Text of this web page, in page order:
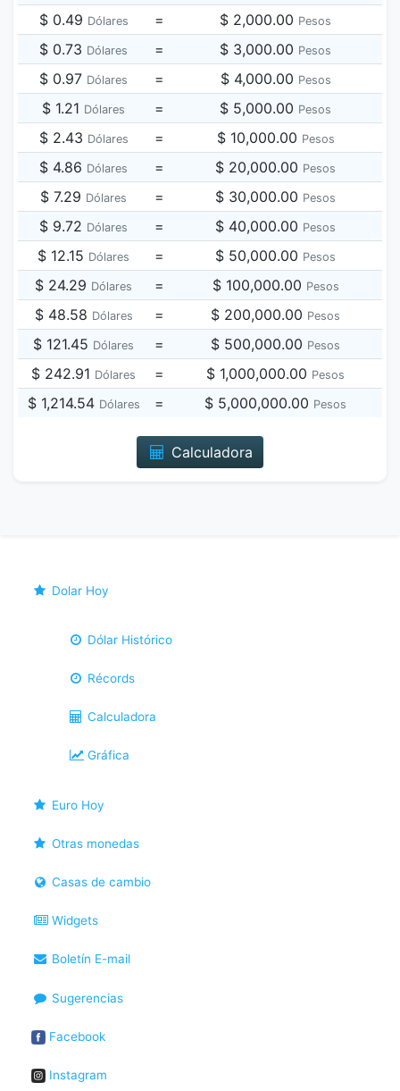
$ 0.49 Dólares = $ 2,000.00 Pesos
$ 0.73 Dólares = $ 3,000.00 Pesos
$ 0.97 Dólares = $ 4,000.00 Pesos
$ 1.21 Dólares = $ 5,000.00 Pesos
$ 2.43 Dólares = $ 10,000.00 Pesos
$ 4.86 Dólares = $ 20,000.00 Pesos
$ 7.29 Dólares = $ 30,000.00 Pesos
$ 9.72 Dólares = $ 40,000.00 Pesos
$ 12.15 Dólares = $ 50,000.00 Pesos
$ 24.29 Dólares = $ 100,000.00 Pesos
$ 48.58 Dólares = $ 200,000.00 Pesos
$ 121.45 Dólares = $ 500,000.00 Pesos
$ 242.91 Dólares = $ 1,000,000.00 Pesos
$ 1,214.54 Dólares = $ 5,000,000.00 Pesos
Calculadora
Dolar Hoy
Dólar Histórico
Récords
Calculadora
Gráfica
Euro Hoy
Otras monedas
Casas de cambio
Widgets
Boletín E-mail
Sugerencias
Facebook
Instagram